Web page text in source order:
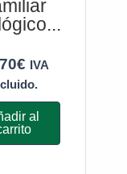
€ IVA
al